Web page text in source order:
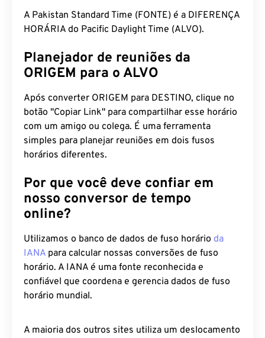
A Pakistan Standard Time (FONTE) é a DIFERENÇA
HORÁRIA do Pacific Daylight Time (ALVO).
Planejador de reuniões da
ORIGEM para o ALVO
Após converter ORIGEM para DESTINO, clique no
botão "Copiar Link" para compartilhar esse horário
com um amigo ou colega. É uma ferramenta
simples para planejar reuniões em dois fusos
horários diferentes.
Por que você deve confiar em
nosso conversor de tempo
online?
Utilizamos o banco de dados de fuso horário da
IANA para calcular nossas conversões de fuso
horário. A IANA é uma fonte reconhecida e
confiável que coordena e gerencia dados de fuso
horário mundial.
A maioria dos outros sites utiliza um deslocamento